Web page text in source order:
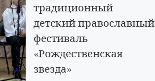
традиционный
детский православный
фестиваль
«Рождественская
звезда»